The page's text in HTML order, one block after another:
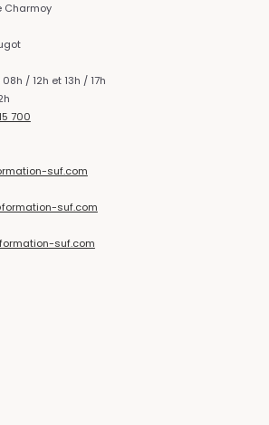
Charmoy
/ 12h et 13h / 17h
700
suf.com
suf.com
suf.com